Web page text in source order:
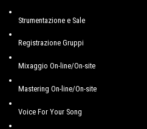
Strumentazione e Sale
Registrazione Gruppi
Mixaggio On-line/On-site
Mastering On-line/On-site
Voice For Your Song